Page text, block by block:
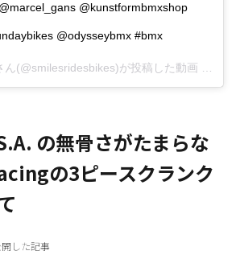
@kunstformbmxshop
@odysseybmx #bmx
MIGUEL SMAJLJIさん(@smilesridesbikes)が投稿した動画 –
の無骨さがたまらな
の3ピースクランク
した記事